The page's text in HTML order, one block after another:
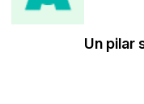
Un pilar